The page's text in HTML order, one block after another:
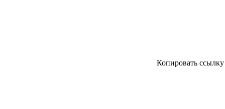
Копировать ссылку